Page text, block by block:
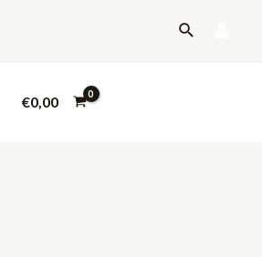
€0,00